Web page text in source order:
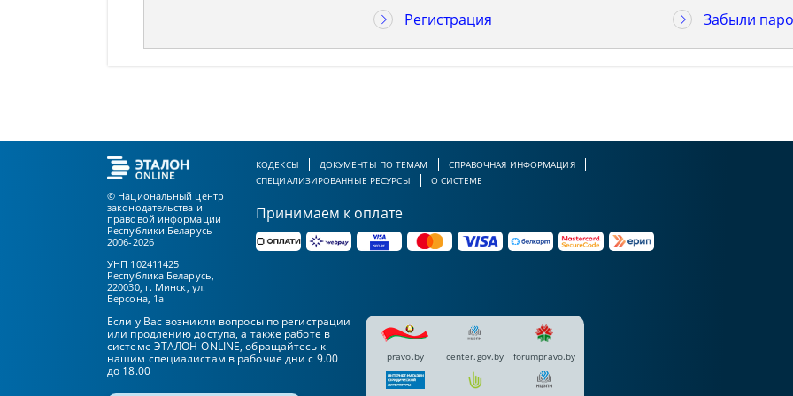
Регистрация Забыли
© Национальный центр
законодательства и
правовой информации
Республики Беларусь
2006-2026
УНП 102411425
Республика Беларусь,
220030, г. Минск, ул.
Берсона, 1а
КОДЕКСЫ ДОКУМЕНТЫ ПО ТЕМАМ
СПРАВОЧНАЯ ИНФОРМАЦИЯ
СПЕЦИАЛИЗИРОВАННЫЕ РЕСУРСЫ
О СИСТЕМЕ
Принимаем к оплате
Если у Вас возникли вопросы по регистрации
или продлению доступа, а также работе в
системе ЭТАЛОН-ONLINE, обращайтесь к
нашим специалистам в рабочие дни с 9.00
до 18.00
pravo.by center.gov.by forumpravo.by